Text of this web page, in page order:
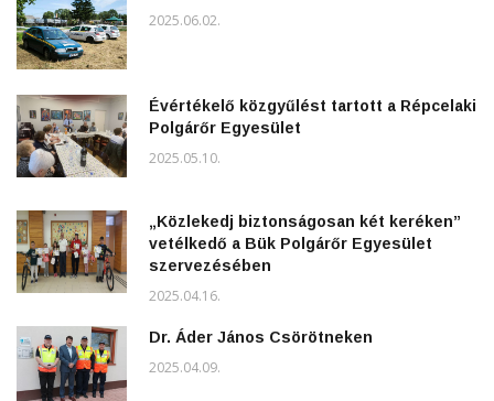
2025.06.02.
Évértékelő közgyűlést tartott a Répcelaki
Polgárőr Egyesület
2025.05.10.
„Közlekedj biztonságosan két keréken”
vetélkedő a Bük Polgárőr Egyesület
szervezésében
2025.04.16.
Dr. Áder János Csörötneken
2025.04.09.